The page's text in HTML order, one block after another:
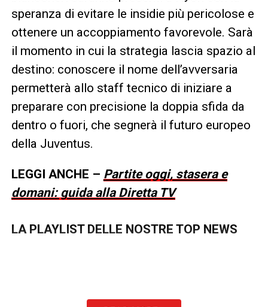
speranza di evitare le insidie più pericolose e
ottenere un accoppiamento favorevole. Sarà
il momento in cui la strategia lascia spazio al
destino: conoscere il nome dell’avversaria
permetterà allo staff tecnico di iniziare a
preparare con precisione la doppia sfida da
dentro o fuori, che segnerà il futuro europeo
della Juventus.
LEGGI ANCHE – Partite oggi, stasera e
domani: guida alla Diretta TV
LA PLAYLIST DELLE NOSTRE TOP NEWS